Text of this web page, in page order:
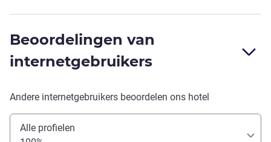
Beoordelingen van
internetgebruikers
Andere internetgebruikers beoordelen ons hotel
Alle profielen